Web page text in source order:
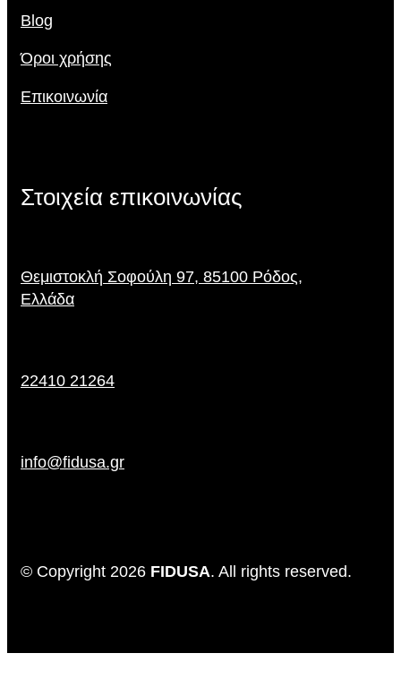
Blog
Όροι χρήσης
Επικοινωνία
Στοιχεία επικοινωνίας
Θεμιστοκλή Σοφούλη 97, 85100 Ρόδος,
Ελλάδα
22410 21264
info@fidusa.gr
© Copyright 2026 FIDUSA. All rights reserved.